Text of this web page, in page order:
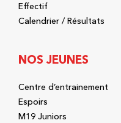
Effectif
Calendrier / Résultats
NOS JEUNES
Centre d’entrainement
Espoirs
M19 Juniors